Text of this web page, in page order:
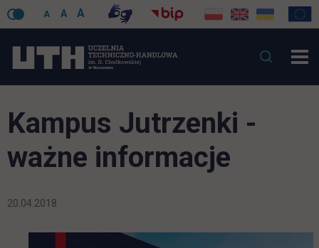
A A A
Kampus Jutrzenki -
ważne informacje
20.04.2018